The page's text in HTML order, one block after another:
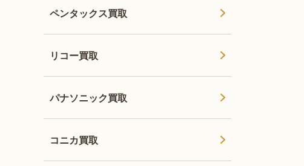
ペンタックス買取
リコー買取
パナソニック買取
コニカ買取